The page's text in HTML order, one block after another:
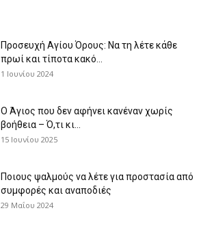
Προσευχή Αγίου Όρους: Να τη λέτε κάθε
πρωί και τίποτα κακό...
1 Ιουνίου 2024
Ο Άγιος που δεν αφήνει κανέναν χωρίς
βοήθεια – Ό,τι κι...
15 Ιουνίου 2025
Ποιους ψαλμούς να λέτε για προστασία από
συμφορές και αναποδιές
29 Μαΐου 2024